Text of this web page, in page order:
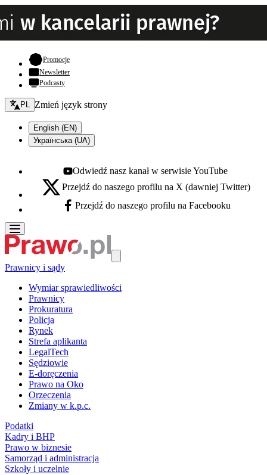
Promocje- otwiera się w nowej karcie
Newsletter
Podcasty
Zmień język - bieżący:
PL Zmień język strony
English (EN)
Українська (UA)
Youtube - otwiera się w nowej karcie
Odwiedź nasz kanał w serwisie YouTube
X - otwiera się w nowej karcie
Przejdź do naszego profilu na X (dawniej Twitter)
Facebook - otwiera się w nowej karcie
Przejdź do naszego profilu na Facebooku
Prawnicy i sądy
Wymiar sprawiedliwości
Prawnicy
Prokuratura
Policja
Rynek
Strefa aplikanta
LegalTech
Sędziowie
E-doręczenia
Prawo na Oko
Orzeczenia
Zmiany w k.p.c.
Podatki
Kadry i BHP
Prawo w biznesie
Samorząd i administracja
Szkoły i uczelnie